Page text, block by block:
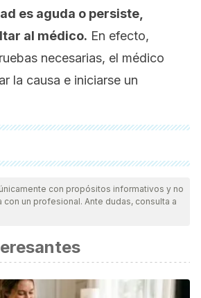
es aguda o persiste,
al médico. En efecto,
necesarias, el médico
la causa e iniciarse un
fueron revisadas a profundidad por
su calidad, confiabilidad,
bibliografía de este artículo fue
et al. "Clinical Scores for Dyspnoea
A Prospective Validation Study",
con propósitos informativos y no
con un profesional. Ante dudas, consulta a